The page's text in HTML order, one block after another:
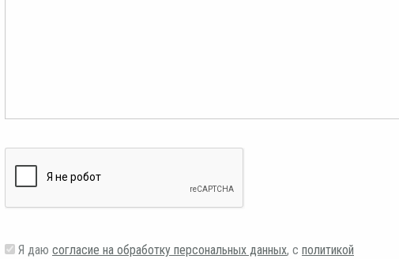
Я даю согласие на обработку персональных данных, с политикой